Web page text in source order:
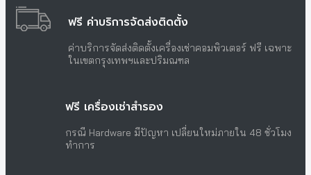
ฟรี ค่าบริการจัดส่งติดตั้ง
ค่าบริการจัดส่งติดตั้งเครื่องเช่าคอมพิวเตอร์ ฟรี เฉพาะ
ในเขตกรุงเทพฯและปริมณฑล
ฟรี เครื่องเช่าสำรอง
กรณี Hardware มีปัญหา เปลี่ยนใหม่ภายใน 48 ชั่วโมง
ทำการ